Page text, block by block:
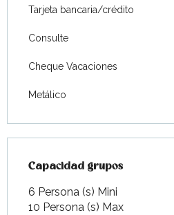
Tarjeta bancaria/crédito
Consulte
Cheque Vacaciones
Metálico
Capacidad grupos
Capacidad grupos
6 Persona (s) Mini
10 Persona (s) Max